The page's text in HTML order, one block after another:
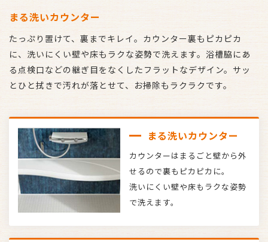
まる洗いカウンター
たっぷり置けて、裏までキレイ。カウンター裏もピカピカ
に、洗いにくい壁や床もラクな姿勢で洗えます。浴槽脇にあ
る点検口などの継ぎ目をなくしたフラットなデザイン。サッ
とひと拭きで汚れが落とせて、お掃除もラクラクです。
まる洗いカウンター
カウンターはまるごと壁から外
せるので裏もピカピカに。
洗いにくい壁や床もラクな姿勢
で洗えます。